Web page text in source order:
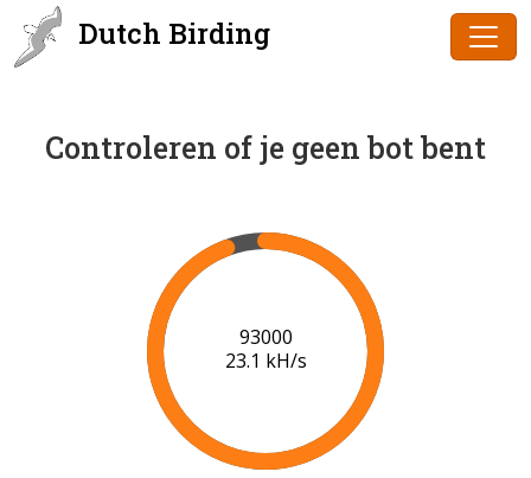
Dutch Birding
Controleren of je geen bot bent
94000
23.1 kH/s